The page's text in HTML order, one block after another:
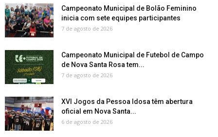
Campeonato Municipal de Bolão Feminino
inicia com sete equipes participantes
7 de agosto de 2026
Campeonato Municipal de Futebol de Campo
de Nova Santa Rosa tem...
7 de agosto de 2026
XVI Jogos da Pessoa Idosa têm abertura
oficial em Nova Santa...
6 de agosto de 2026